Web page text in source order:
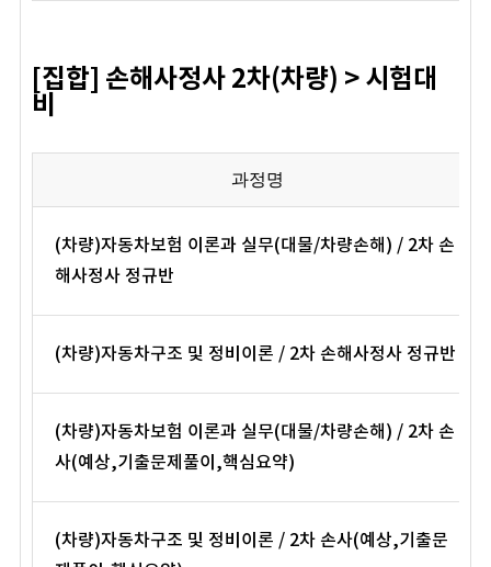
[집합] 손해사정사 2차(차량) > 시험대
비
과정명
(차량)자동차보험 이론과 실무(대물/차량손해) / 2차 손
해사정사 정규반
(차량)자동차구조 및 정비이론 / 2차 손해사정사 정규반
(차량)자동차보험 이론과 실무(대물/차량손해) / 2차 손
사(예상,기출문제풀이,핵심요약)
(차량)자동차구조 및 정비이론 / 2차 손사(예상,기출문